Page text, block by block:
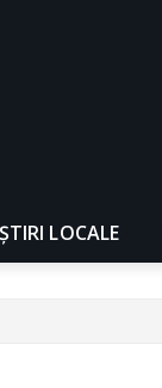
ȘTIRI LOCALE